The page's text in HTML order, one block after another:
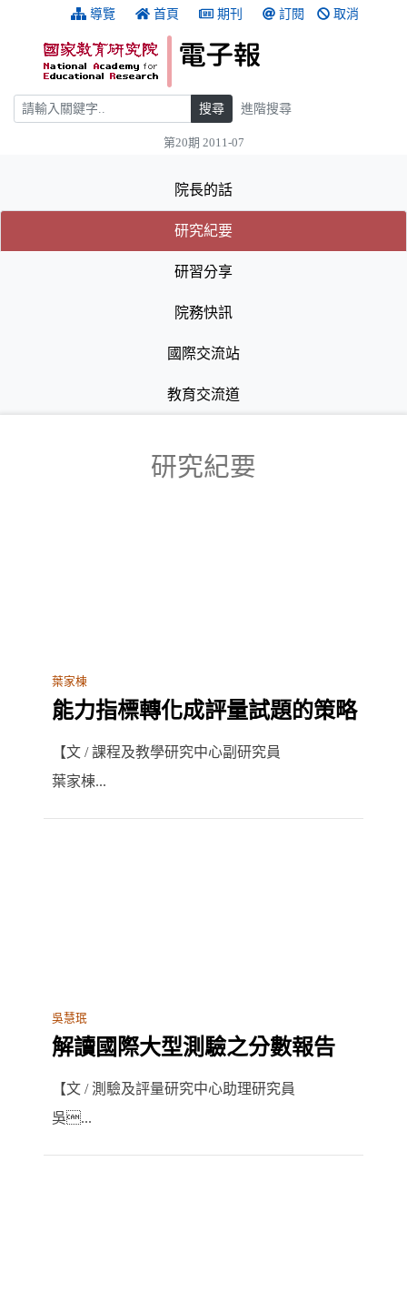
跳到主要內容 導覽 首頁 期刊 訂閱 取消
搜尋 搜尋 進階搜尋
第20期 2011-07
院長的話
研究紀要(目前選取的頁籤)
(目前選取的頁籤)
研習分享
院務快訊
國際交流站
教育交流道
研究紀要
葉家棟
能力指標轉化成評量試題的策略
【文 / 課程及教學研究中心副研究員
葉家棟...
吳慧珉
解讀國際大型測驗之分數報告
【文 / 測驗及評量研究中心助理研究員
吳...